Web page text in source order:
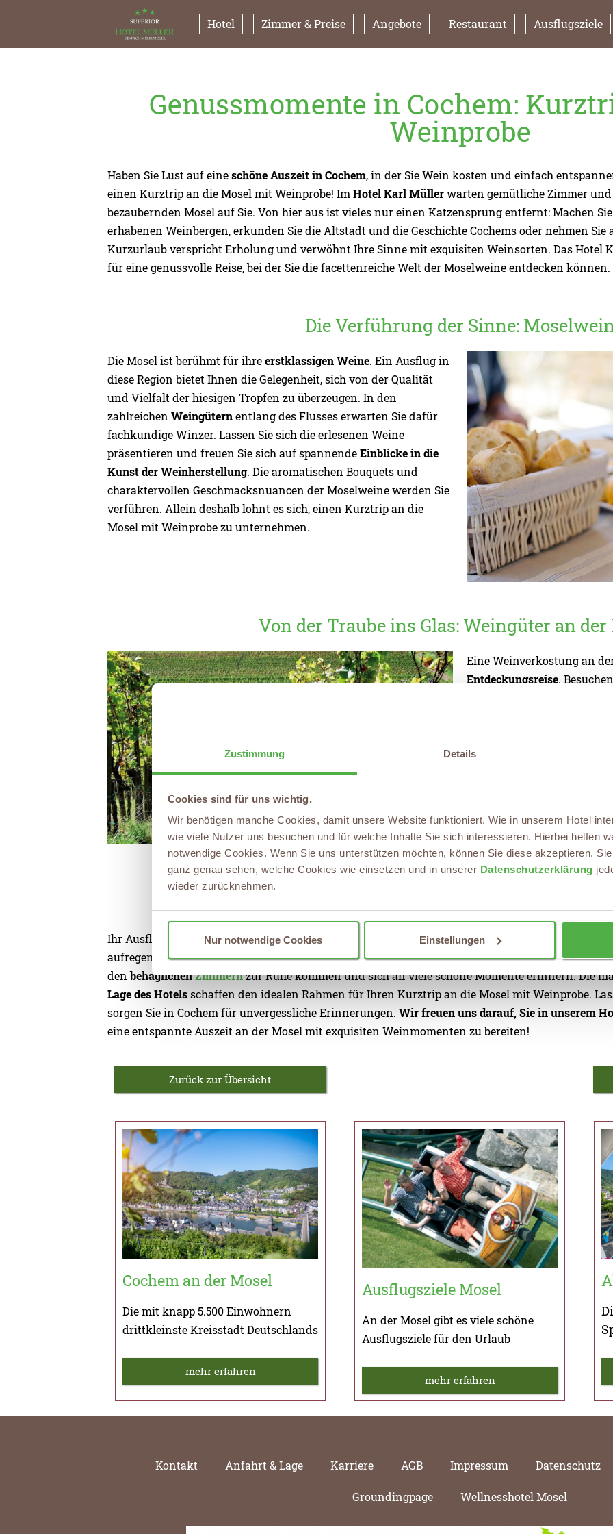
Zustimmung Details
Cookies sind für uns wichtig.
Wir benötigen manche Cookies, damit unsere Website funktioniert. Wie in unserem Hotel
wie viele Nutzer uns besuchen und für welche Inhalte Sie sich interessieren. Hierbei helfen
notwendige Cookies. Wenn Sie uns unterstützen möchten, können Sie diese akzeptieren.
ganz genau sehen, welche Cookies wie einsetzen und in unserer Datenschutzerklärung
wieder zurücknehmen.
Nur notwendige Cookies Einstellungen
Hotel Zimmer & Preise Angebote Restaurant Ausflugsziele
Genussmomente in Cochem:
Weinprobe
Haben Sie Lust auf eineschöne Auszeit in Cochem, in der Sie Wein kosten und einfach
einen Kurztrip an die Mosel mit Weinprobe! ImHotel Karl Müllerwarten gemütliche Zimmer
bezaubernden Mosel auf Sie. Von hier aus ist vieles nur einen Katzensprung entfernt: Machen
erhabenen Weinbergen, erkunden Sie die Altstadt und die Geschichte Cochems oder nehmen Sie
Kurzurlaub verspricht Erholung und verwöhnt Ihre Sinne mit exquisiten Weinsorten. Das Hotel
für eine genussvolle Reise, bei der Sie die facettenreiche Welt der Moselweine entdecken können.
Die Verführung der Sinne:
Die Mosel ist berühmt für ihreerstklassigen Weine. Ein Ausflug in
diese Region bietet Ihnen die Gelegenheit, sich von der Qualität
und Vielfalt der hiesigen Tropfen zu überzeugen. In den
zahlreichen Weingüternentlang des Flusses erwarten Sie dafür
fachkundige Winzer. Lassen Sie sich die erlesenen Weine
präsentieren und freuen Sie sich auf spannendeEinblicke in die
Kunst der Weinherstellung. Die aromatischen Bouquets und
charaktervollen Geschmacksnuancen der Moselweine werden Sie
verführen. Allein deshalb lohnt es sich, einen Kurztrip an die
Mosel mit Weinprobe zu unternehmen.
Von der Traube ins Glas: Weingüter an der
Eine Weinverkostung an
Entdeckungsreise.
der Winzer und erfahren
köstlichen Weinen
Weinprobe schenkt Ihnen
spüren Sie die
Ihr Ausflug nach Cochem sorgt für eineharmonische Auszeit. Die Kombination aus
aufregenden Erlebnissen bei Weinverkostungen sorgen für Wohlgefühl und Genuss. Nach
denbehaglichenZimmernzur Ruhe kommen und sich an viele schöne Momente erinnern. Die
Lage des Hotelsschaffen den idealen Rahmen für Ihren Kurztrip an die Mosel mit Weinprobe.
sorgen Sie in Cochem für unvergessliche Erinnerungen. Wir freuen uns darauf, Sie in unserem
eine entspannte Auszeit an der Mosel mit exquisiten Weinmomenten zu bereiten!
Zurück zur Übersicht
Cochem an der Mosel
Die mit knapp 5.500 Einwohnern
drittkleinste Kreisstadt Deutschlands
mehr erfahren
Ausflugsziele Mosel
An der Mosel gibt es viele schöne
Ausflugsziele für den Urlaub
mehr erfahren
Kontakt Anfahrt & Lage Karriere AGB Impressum Datenschutz
Groundingpage Wellnesshotel Mosel